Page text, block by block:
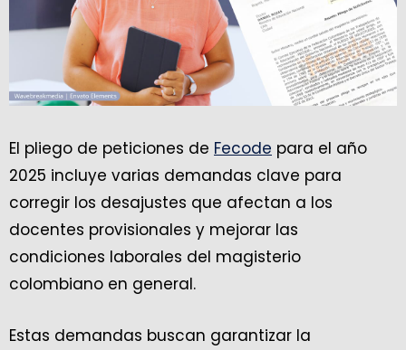
El pliego de peticiones de Fecode para el año
2025 incluye varias demandas clave para
corregir los desajustes que afectan a los
docentes provisionales y mejorar las
condiciones laborales del magisterio
colombiano en general.
Estas demandas buscan garantizar la